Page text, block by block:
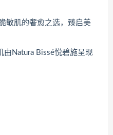
敏肌的奢愈之选，臻启美